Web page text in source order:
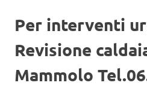
Per interventi
Revisione
Mammolo